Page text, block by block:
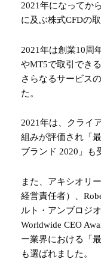
2021年になってか
に及ぶ株式CFDの
2021年は創業10周
やMT5で取引でき
さらなるサービス
た。
2021年は、クライ
組みが評価され「
ブランド 2020」も
また、アキシオリ
経営責任者）、
ルト・アンブロジ
Worldwide CEO
ー業界における「
も選ばれました。